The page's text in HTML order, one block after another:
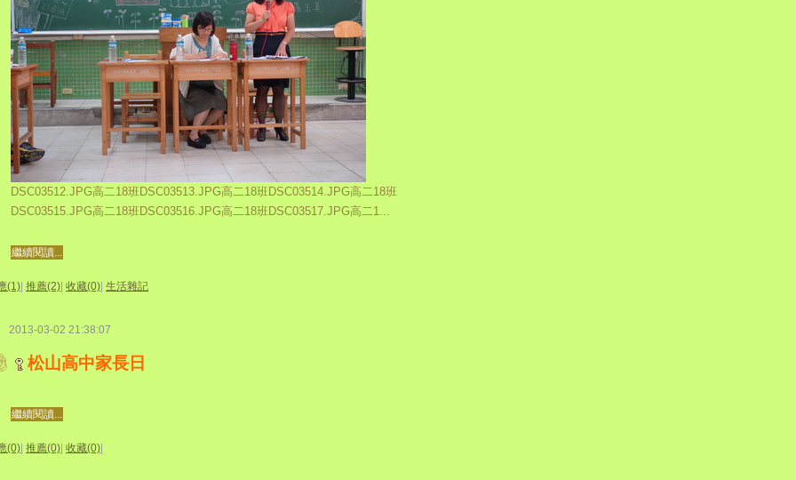
DSC03512.JPG高二18班DSC03513.JPG高二18班DSC03514.JPG高二18班
DSC03515.JPG高二18班DSC03516.JPG高二18班DSC03517.JPG高二1...
繼續閱讀...
(1) 推薦(2) 收藏(0) 生活雜記
2013-03-02 21:38:07
松山高中家長日
繼續閱讀...
(0) 推薦(0) 收藏(0)